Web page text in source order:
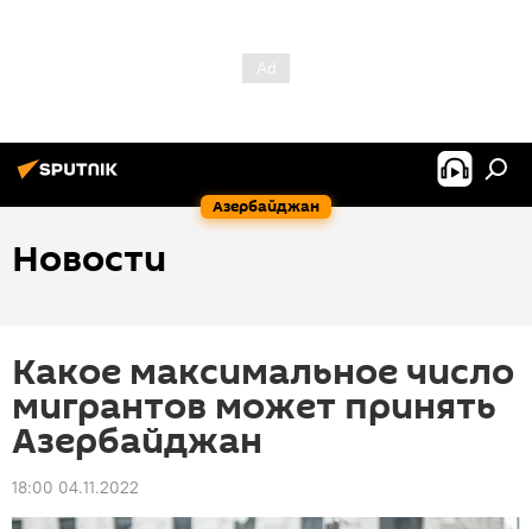
Азербайджан
Новости
Какое максимальное число
мигрантов может принять
Азербайджан
18:00 04.11.2022